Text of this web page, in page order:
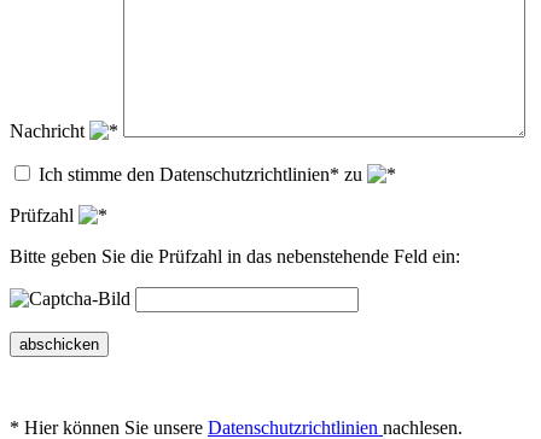
Nachricht
Ich stimme den Datenschutzrichtlinien* zu
Prüfzahl
Bitte geben Sie die Prüfzahl in das nebenstehende Feld ein:
abschicken
* Hier können Sie unsere Datenschutzrichtlinien nachlesen.